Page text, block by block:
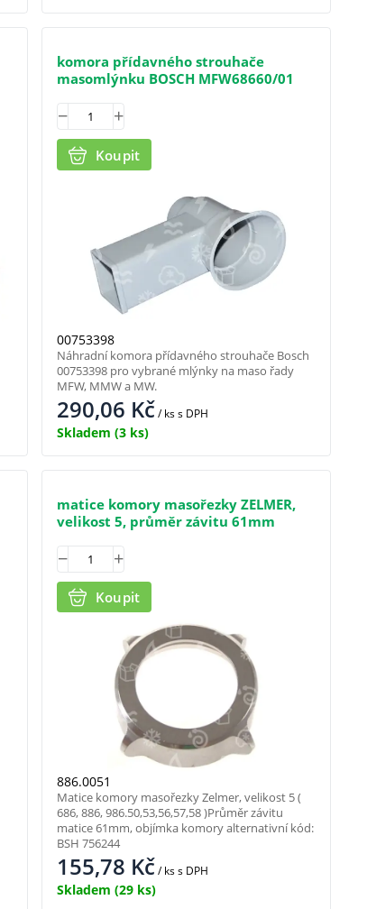
komora přídavného strouhače
masomlýnku BOSCH MFW68660/01
00753398
290,06 Kč/ kss DPH
Skladem (3 ks)
Koupit
Náhradní komora přídavného strouhače Bosch
00753398 pro vybrané mlýnky na maso řady
MFW, MMW a MW.
matice komory masořezky ZELMER,
velikost 5, průměr závitu 61mm
886.0051
155,78 Kč/ kss DPH
Skladem (29 ks)
Koupit
Matice komory masořezky Zelmer, velikost 5 (
686, 886, 986.50,53,56,57,58 )Průměr závitu
matice 61mm, objímka komory alternativní kód:
BSH 756244